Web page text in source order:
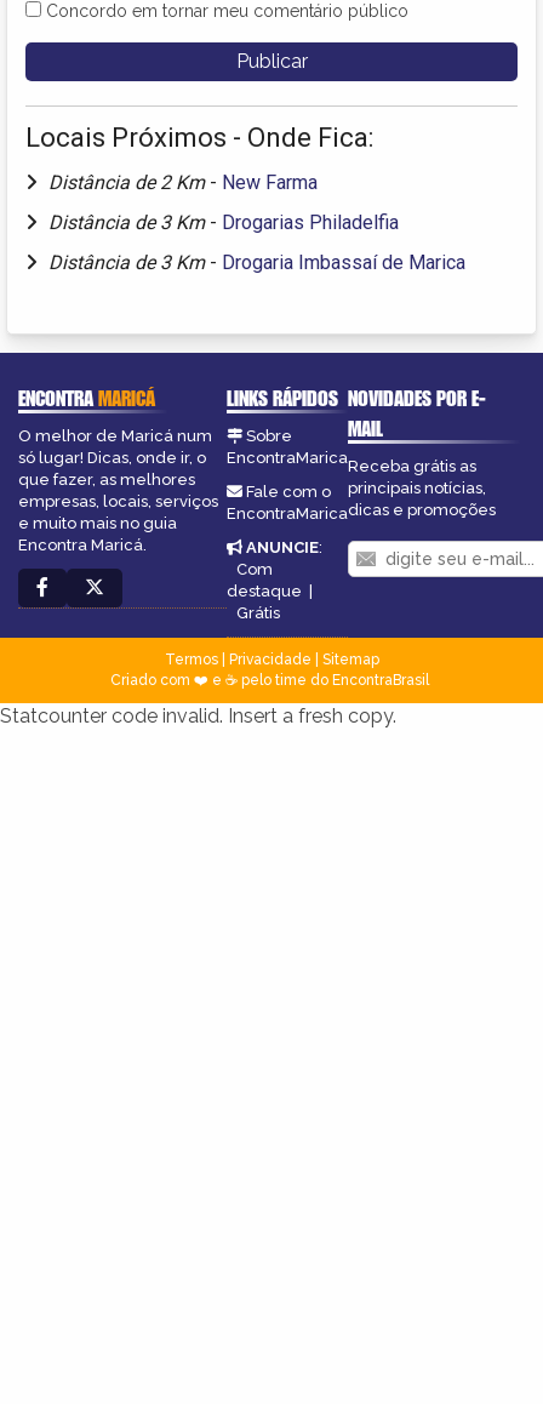
Concordo em tornar meu comentário público
Locais Próximos - Onde Fica:
Distância de 2 Km - New Farma
Distância de 3 Km - Drogarias Philadelfia
Distância de 3 Km - Drogaria Imbassaí de Marica
ENCONTRAMARICÁ
O melhor de Maricá num
só lugar! Dicas, onde ir, o
que fazer, as melhores
empresas, locais, serviços
e muito mais no guia
Encontra Maricá.
LINKS RÁPIDOS
Sobre
EncontraMarica
Fale com o
EncontraMarica
ANUNCIE:
Com
destaque
Grátis
NOVIDADES POR E-
MAIL
Receba grátis as
principais notícias,
dicas e promoções
Termos| Privacidade
Sitemap
Criado com ❤️ e ☕ pelo time do EncontraBrasil
Statcounter code invalid. Insert a fresh copy.